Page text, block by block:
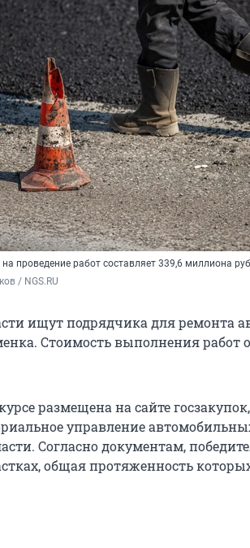
проведение работ составляет 339,6 миллиона
/ NGS.RU
ищут подрядчика для ремонта
Стоимость выполнения работ
размещена на сайте
управление
Согласно документам,
общая протяженность